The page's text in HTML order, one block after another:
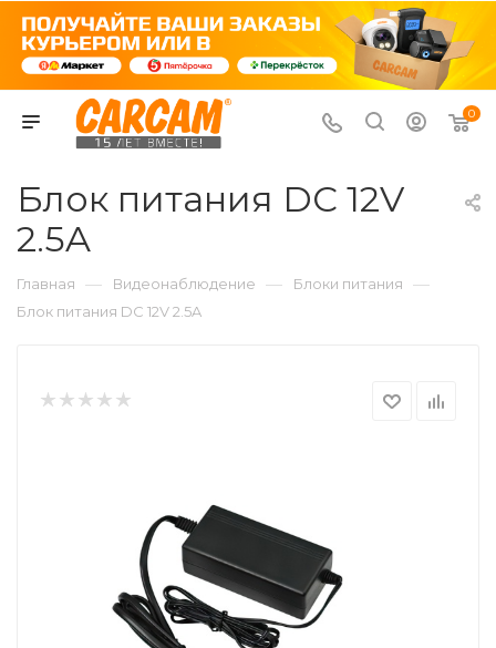
0
Блок питания DC 12V
2.5A
Главная — Видеонаблюдение — Блоки питания —
Блок питания DC 12V 2.5A